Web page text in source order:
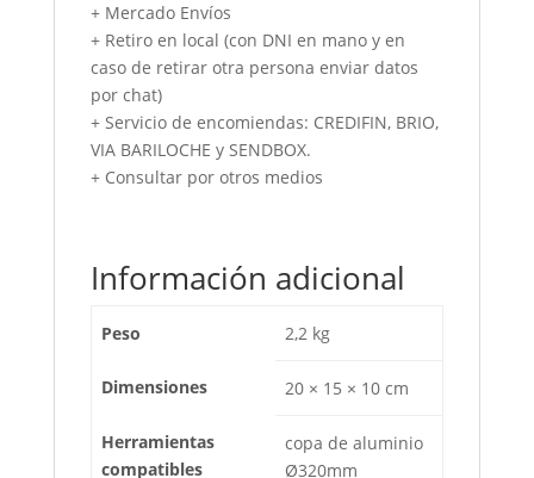
+ Mercado Envíos
+ Retiro en local (con DNI en mano y en
caso de retirar otra persona enviar datos
por chat)
+ Servicio de encomiendas: CREDIFIN, BRIO,
VIA BARILOCHE y SENDBOX.
+ Consultar por otros medios
Información adicional
Peso 2,2 kg
Dimensiones 20 × 15 × 10 cm
Herramientas
compatibles
copa de aluminio
Ø320mm